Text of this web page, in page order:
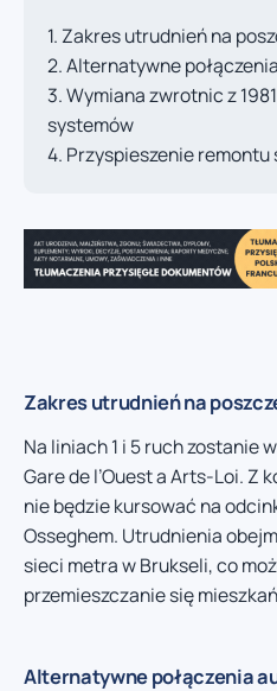
Zakres utrudnień na
Alternatywne
Wymiana zwrotnic z
systemów
Przyspieszenie
Zakres utrudnień na
Na liniach 1 i 5 ruch zostanie
Gare de l’Ouest a Arts-Loi. Z
nie będzie kursować na
Osseghem. Utrudnienia
sieci metra w Brukseli, co
przemieszczanie się
Alternatywne połączenia